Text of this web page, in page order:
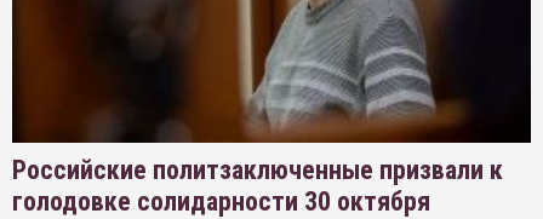
Российские политзаключенные призвали к
голодовке солидарности 30 октября